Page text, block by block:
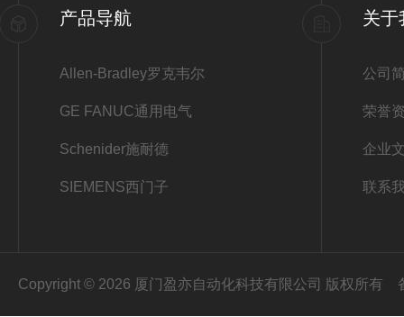
产品导航
Allen-Bradley罗克韦尔
GE FANUC通用电气
Schenider施耐德
SIEMENS西门子
关于
公司
荣誉
企业
联系
Copyright © 2026 厦门盈亦自动化科技有限公司 版权所有